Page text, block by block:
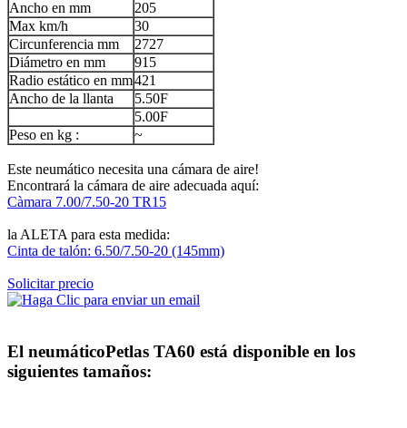
Ancho en mm
205
Max km/h
30
Circunferencia mm
2727
Diámetro en mm
915
Radio estático en mm421
Ancho de la llanta
5.50F
5.00F
Peso en kg :
~
Este neumático necesita una cámara de aire!
Encontrará la cámara de aire adecuada aquí:
Càmara 7.00/7.50-20 TR15
la ALETA para esta medida:
Cinta de talón: 6.50/7.50-20 (145mm)
Solicitar precio
El neumáticoPetlas TA60 está disponible en los
siguientes tamaños: